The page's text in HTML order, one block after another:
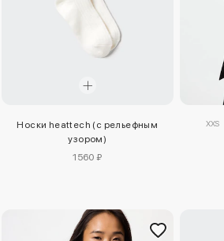
Носки heattech (с рельефным
узором)
1560 ₽
XXS